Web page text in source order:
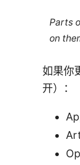
Parts
on
如果你
开）：